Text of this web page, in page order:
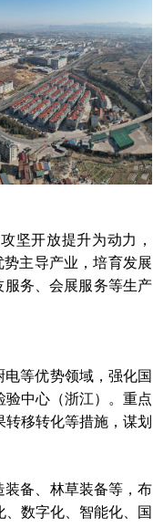
坚开放提升为动力，
主导产业，培育发展
务、会展服务等生产
等优势领域，强化国
验中心（浙江）。重点
移转化等措施，谋划
装备、林草装备等，布
数字化、智能化、国